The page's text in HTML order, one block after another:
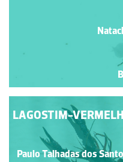
EXÚVIA DE DÍPTERO
Paulo Talhadas dos Santos
LAGOSTIM-
Paulo Talhadas dos